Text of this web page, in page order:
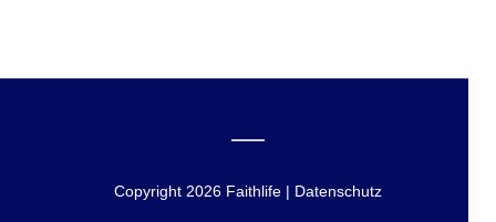
Copyright 2026 Faithlife | Datenschutz